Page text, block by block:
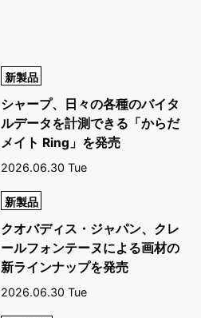
新製品
シャープ、日々の各種のバイタ
ルデータを計測できる「からだ
メイト Ring」を発売
2026.06.30 Tue
新製品
クオバディス・ジャパン、クレ
ールフォンテーヌによる画材の
新ラインナップを発売
2026.06.30 Tue